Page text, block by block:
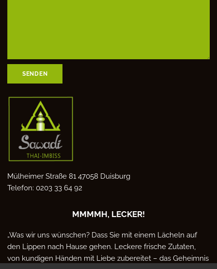
SENDEN
Mülheimer Straße 81 47058 Duisburg
Telefon: 0203 33 64 92
MMMMH, LECKER!
„Was wir uns wünschen? Dass Sie mit einem Lächeln auf
den Lippen nach Hause gehen. Leckere frische Zutaten,
von kundigen Händen mit Liebe zubereitet – das Geheimnis